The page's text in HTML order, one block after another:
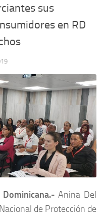
sus
en RD
Dominicana.-Anina Del
de Protección de